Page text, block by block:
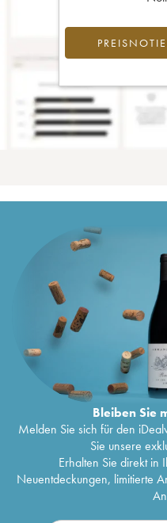
Bleiben Sie
Melden Sie sich für den
Sie unsere
Erhalten Sie direkt in
Neuentdeckungen, limitierte